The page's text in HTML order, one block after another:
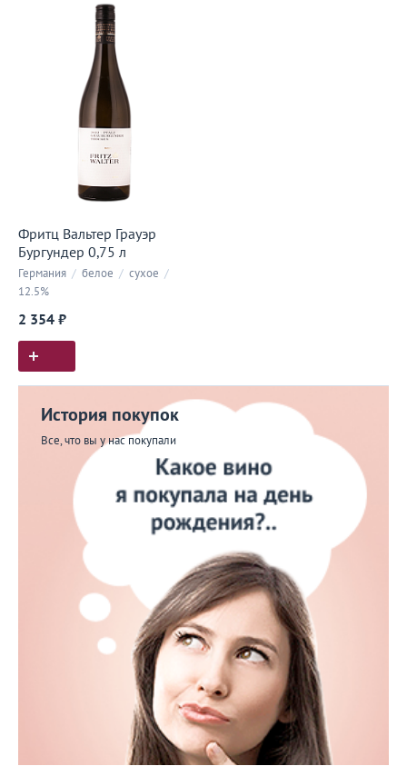
Фритц Вальтер Грауэр
Бургундер 0,75 л
Германия / белое / сухое /
12.5%
2 354 ₽
История покупок
Все, что вы у нас покупали